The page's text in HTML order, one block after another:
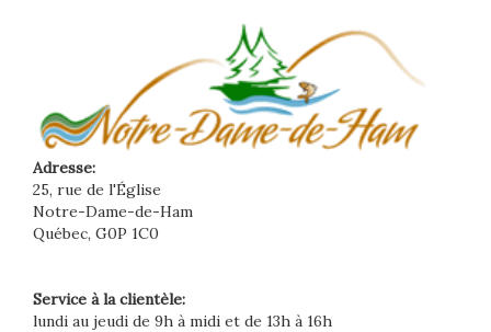
Adresse:
25, rue de l'Église
Notre-Dame-de-Ham
Québec, G0P 1C0
Service à la clientèle:
lundi au jeudi de 9h à midi et de 13h à 16h